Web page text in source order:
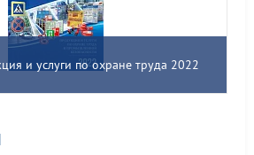
и услуги по охране труда 2022